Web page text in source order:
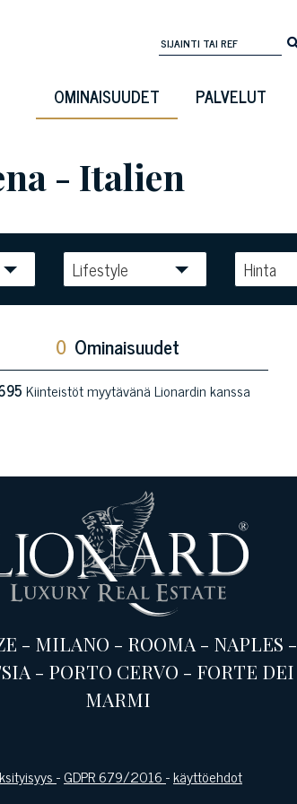
OMINAISUUDET PALVELUT
- Italien
Lifestyle Hinta
0 Ominaisuudet
Kiinteistöt myytävänä Lionardin kanssa
- MILANO - ROOMA - NAPLES -
- PORTO CERVO - FORTE DEI
MARMI
-GDPR 679/2016-käyttöehdot